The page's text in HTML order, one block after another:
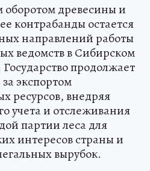
оборотом древесины и
контрабанды остается
направлений работы
ведомств в Сибирском
продолжает
экспортом
ресурсов, внедряя
учета и отслеживания
партии леса для
интересов страны и
вырубок.